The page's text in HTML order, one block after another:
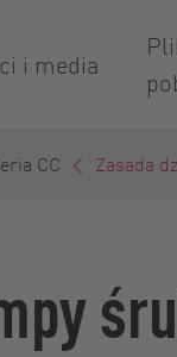
i media
CC Zasada